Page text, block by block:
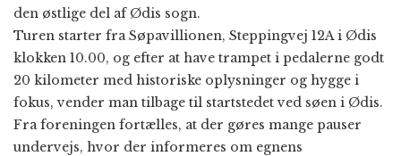
den østlige del af Ødis sogn.
Turen starter fra Søpavillionen, Steppingvej 12A i Ødis
klokken 10.00, og efter at have trampet i pedalerne godt
20 kilometer med historiske oplysninger og hygge i
fokus, vender man tilbage til startstedet ved søen i Ødis.
Fra foreningen fortælles, at der gøres mange pauser
undervejs, hvor der informeres om egnens